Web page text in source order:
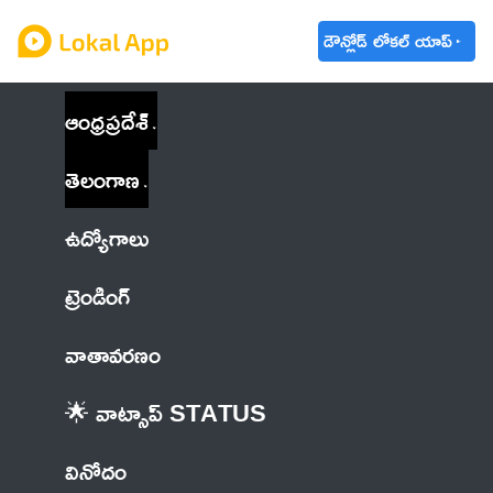
డౌన్లోడ్ లోకల్ యాప్
ఆంధ్రప్రదేశ్
తెలంగాణ
ఉద్యోగాలు
ట్రెండింగ్
వాతావరణం
🌟 వాట్సాప్ STATUS
వినోదం